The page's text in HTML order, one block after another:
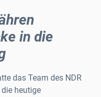
in die
das Team des NDR
heutige